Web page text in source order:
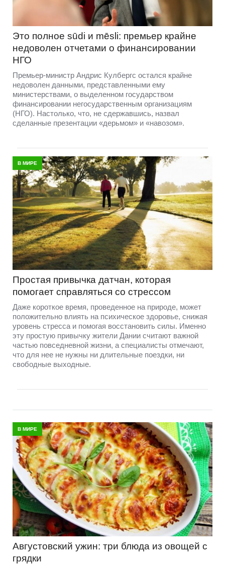
Это полное sūdi и mēsli: премьер крайне
недоволен отчетами о финансировании
НГО
Премьер-министр Андрис Кулбергс остался крайне
недоволен данными, представленными ему
министерствами, о выделенном государством
финансировании негосударственным организациям
(НГО). Настолько, что, не сдержавшись, назвал
сделанные презентации «дерьмом» и «навозом».
В МИРЕ
Простая привычка датчан, которая
помогает справляться со стрессом
Даже короткое время, проведенное на природе, может
положительно влиять на психическое здоровье, снижая
уровень стресса и помогая восстановить силы. Именно
эту простую привычку жители Дании считают важной
частью повседневной жизни, а специалисты отмечают,
что для нее не нужны ни длительные поездки, ни
свободные выходные.
В МИРЕ
Августовский ужин: три блюда из овощей с
грядки